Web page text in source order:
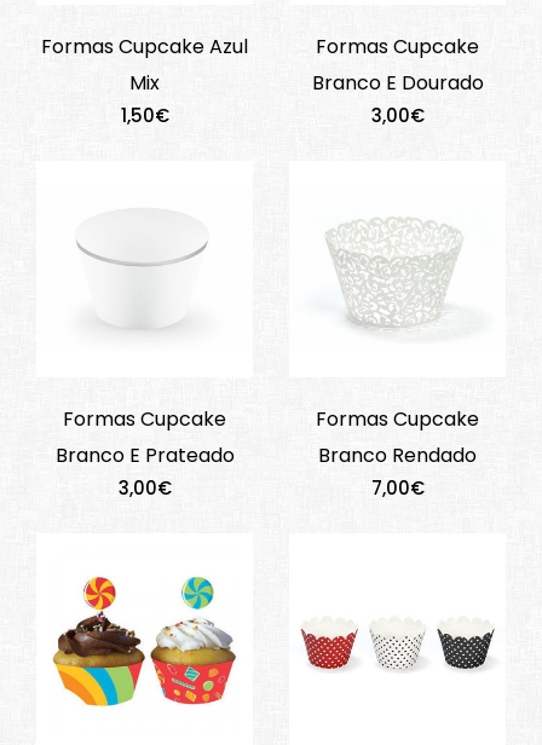
Formas Cupcake Azul
Mix
1,50€
Formas Cupcake
Branco E Dourado
3,00€
Formas Cupcake
Branco E Prateado
3,00€
Formas Cupcake
Branco Rendado
7,00€